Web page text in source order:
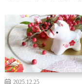
2025.12.25